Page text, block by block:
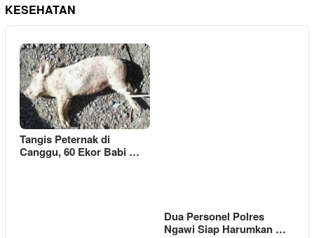
KESEHATAN
Tangis Peternak di
Canggu, 60 Ekor Babi …
Dua Personel Polres
Ngawi Siap Harumkan …